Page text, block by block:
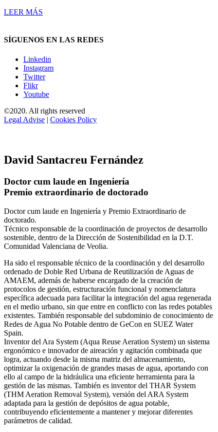
LEER MÁS
SÍGUENOS EN LAS REDES
Linkedin
Instagram
Twitter
Flikr
Youtube
©2020. All rights reserved
Legal Advise | Cookies Policy
David Santacreu Fernández
Doctor cum laude en Ingeniería
Premio extraordinario de doctorado
Doctor cum laude en Ingeniería y Premio Extraordinario de
doctorado.
Técnico responsable de la coordinación de proyectos de desarrollo
sostenible, dentro de la Dirección de Sostenibilidad en la D.T.
Comunidad Valenciana de Veolia.
Ha sido el responsable técnico de la coordinación y del desarrollo
ordenado de Doble Red Urbana de Reutilización de Aguas de
AMAEM, además de haberse encargado de la creación de
protocolos de gestión, estructuración funcional y nomenclatura
específica adecuada para facilitar la integración del agua regenerada
en el medio urbano, sin que entre en conflicto con las redes potables
existentes. También responsable del subdominio de conocimiento de
Redes de Agua No Potable dentro de GeCon en SUEZ Water
Spain.
Inventor del Ara System (Aqua Reuse Aeration System) un sistema
ergonómico e innovador de aireación y agitación combinada que
logra, actuando desde la misma matriz del almacenamiento,
optimizar la oxigenación de grandes masas de agua, aportando con
ello al campo de la hidráulica una eficiente herramienta para la
gestión de las mismas. También es inventor del THAR System
(THM Aeration Removal System), versión del ARA System
adaptada para la gestión de depósitos de agua potable,
contribuyendo eficientemente a mantener y mejorar diferentes
parámetros de calidad.